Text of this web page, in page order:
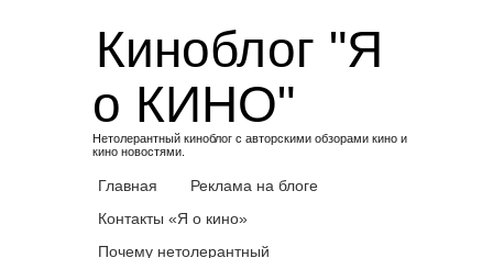
Киноблог "Я
о КИНО"
Нетолерантный киноблог с авторскими обзорами кино и
кино новостями.
Главная
Реклама на блоге
Контакты «Я о кино»
Почему нетолерантный